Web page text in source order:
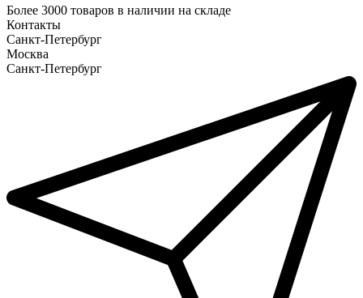
Более 3000 товаров в наличии на складе
Контакты
Санкт-Петербург
Москва
Санкт-Петербург